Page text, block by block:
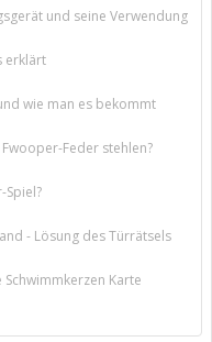
und seine Verwendung
erklärt
wie man es bekommt
Feder stehlen?
Spiel?
- Lösung des Türrätsels
Karte